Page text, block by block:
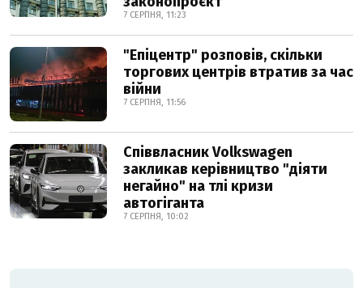
7 СЕРПНЯ, 11:23
"Епіцентр" розповів, скільки
торгових центрів втратив за час
війни
7 СЕРПНЯ, 11:56
Співвласник Volkswagen
закликав керівництво "діяти
негайно" на тлі кризи
автогіганта
7 СЕРПНЯ, 10:02